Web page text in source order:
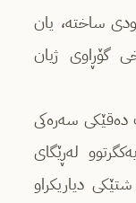
ساختە، یان
گۆڕاوی ژیان
دەقێکی سەرەکی
لەڕێگای
دیاریکراو